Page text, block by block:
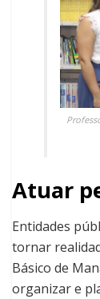
Atuar
Entidades
tornar
Básico de
organizar e